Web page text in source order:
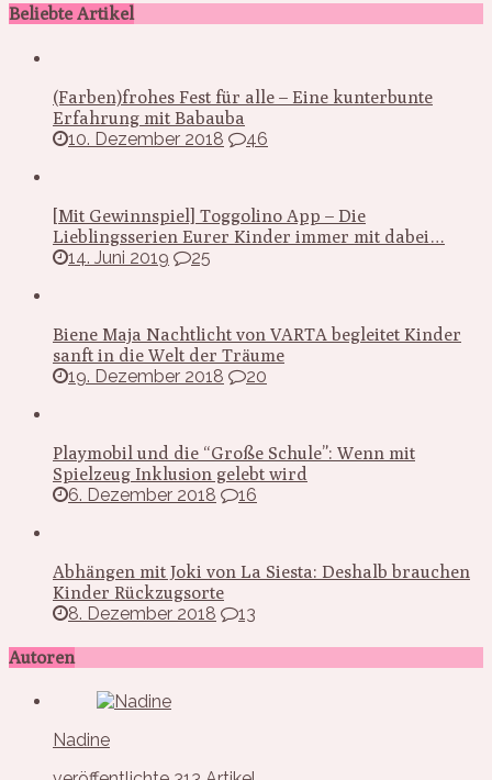
Beliebte Artikel
(Farben)frohes Fest für alle – Eine kunterbunte
Erfahrung mit Babauba
10. Dezember 2018
46
[Mit Gewinnspiel] Toggolino App – Die
Lieblingsserien Eurer Kinder immer mit dabei…
14. Juni 2019
25
Biene Maja Nachtlicht von VARTA begleitet Kinder
sanft in die Welt der Träume
19. Dezember 2018
20
Playmobil und die “Große Schule”: Wenn mit
Spielzeug Inklusion gelebt wird
6. Dezember 2018
16
Abhängen mit Joki von La Siesta: Deshalb brauchen
Kinder Rückzugsorte
8. Dezember 2018
13
Autoren
Nadine